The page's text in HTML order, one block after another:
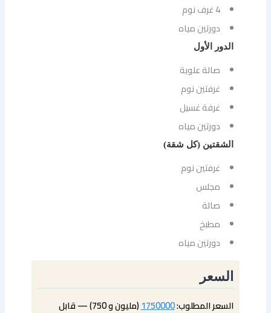
4 غرف نوم
دورتين مياه
الدور الأول
صالة علوية
غرفتين نوم
غرفة غسيل
دورتين مياه
الشقتين (كل شقة)
غرفتين نوم
مجلس
صالة
مطبخ
دورتين مياه
السعر
السعر المطلوب:1750000
(مليون و 750) — قابل